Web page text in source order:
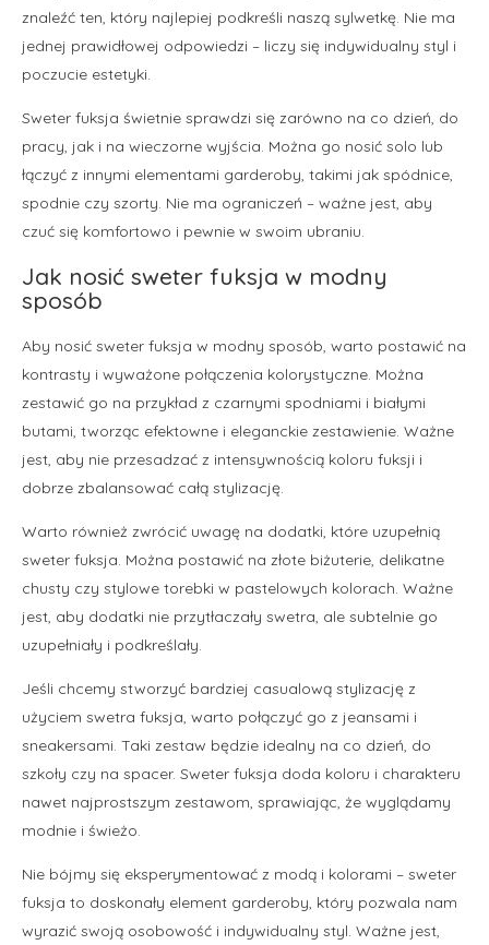
znaleźć ten, który najlepiej podkreśli naszą sylwetkę. Nie ma
jednej prawidłowej odpowiedzi – liczy się indywidualny styl i
poczucie estetyki.
Sweter fuksja świetnie sprawdzi się zarówno na co dzień, do
pracy, jak i na wieczorne wyjścia. Można go nosić solo lub
łączyć z innymi elementami garderoby, takimi jak spódnice,
spodnie czy szorty. Nie ma ograniczeń – ważne jest, aby
czuć się komfortowo i pewnie w swoim ubraniu.
Jak nosić sweter fuksja w modny
sposób
Aby nosić sweter fuksja w modny sposób, warto postawić na
kontrasty i wyważone połączenia kolorystyczne. Można
zestawić go na przykład z czarnymi spodniami i białymi
butami, tworząc efektowne i eleganckie zestawienie. Ważne
jest, aby nie przesadzać z intensywnością koloru fuksji i
dobrze zbalansować całą stylizację.
Warto również zwrócić uwagę na dodatki, które uzupełnią
sweter fuksja. Można postawić na złote biżuterie, delikatne
chusty czy stylowe torebki w pastelowych kolorach. Ważne
jest, aby dodatki nie przytłaczały swetra, ale subtelnie go
uzupełniały i podkreślały.
Jeśli chcemy stworzyć bardziej casualową stylizację z
użyciem swetra fuksja, warto połączyć go z jeansami i
sneakersami. Taki zestaw będzie idealny na co dzień, do
szkoły czy na spacer. Sweter fuksja doda koloru i charakteru
nawet najprostszym zestawom, sprawiając, że wyglądamy
modnie i świeżo.
Nie bójmy się eksperymentować z modą i kolorami – sweter
fuksja to doskonały element garderoby, który pozwala nam
wyrazić swoją osobowość i indywidualny styl. Ważne jest,